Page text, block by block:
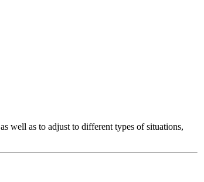
well as to adjust to different types of situations,